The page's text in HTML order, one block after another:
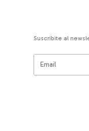
Suscribite al